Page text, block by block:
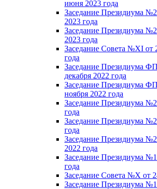
июня 2023 года
Заседание Президиума
2023 года
Заседание Президиума
2023 года
Заседание Совета №XI от
года
Заседание Президиума
декабря 2022 года
Заседание Президиума
ноября 2022 года
Заседание Президиума
года
Заседание Президиума
года
Заседание Президиума
2022 года
Заседание Президиума
года
Заседание Совета №X от
Заседание Президиума